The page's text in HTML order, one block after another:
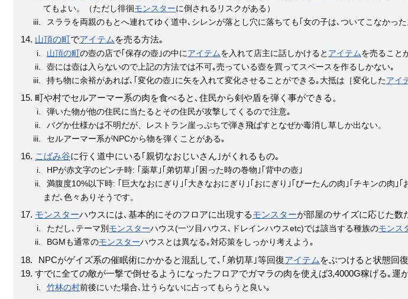
てもよい。（ただし徘徊モンスターに倒されるリスクがある）
スララを両親のもとへ連れてゆく道中､シレンが落とし穴に落ちても｢女の子は､ついてこなかった
山頂の町でアイテム を売る方法｡
山頂の町の壺の店で｢保存の壺｣の中にアイテムを入れて店主に話しかけると アイテムを売ること
壺には壺は入らないので上記の方法では不可｡売っている壺を買ってスペースを作るしかない｡
持ち物に余裕があれば､｢変化の壺｣に矢を入れて変化させることができる｡大抵は［変化したアイ
町や村でセルアーマー系の肉を食べると､住民から剣や盾を弾く事ができる。
弾いた物が他の住民に当たるとその住民が攻撃してくるので注意｡
バグか仕様かは不明だが、レストラン崖っぷちで弾き飛ばすとなぜか毒消し草しか出ない。
セルアーマー系がNPCから物を弾くことがある｡
こばみ谷に行く道中にいる｢親切なおじいさん｣がくれるもの｡
HPが赤文字のピンチ時: ｢薬草｣｢弟切草｣｢困った時の巻物｣｢背中の壺｣
満腹度10%以下時: ｢巨大なおにぎり｣｢大きなおにぎり｣｢おにぎり｣｢ぴーたんの肉｣｢チキンの肉｣
まだ､色々ありそうです。
モンスターハウスには､基本的にそのフロアに出現するモンスターが部屋のサイズに応じた数
ただし､テーマ別 モンスターハウス(一ツ目ハウス､ドレインハウスetc)では該当する種族のモンス
BGMも通常のモンスターハウスとは異なる｡対応策をしっかり考えよう｡
NPCがゲイズ系の催眠術にかかると混乱して､｢弟切草｣等回復アイテム をぶつけると状態回
すでに全ての敵が一撃で倒せるようになったフロアでガマラの肉を使えば3,4000G稼げる｡運
竹林の村前後にいた場合､辻うらないに占ってもらうと良い｡